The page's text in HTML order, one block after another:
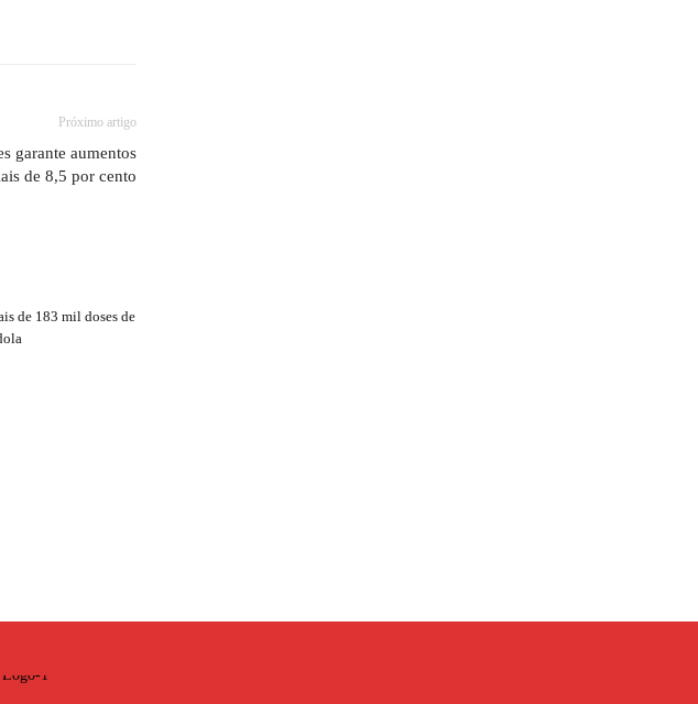
Próximo artigo
garante aumentos
de 8,5 por cento
de 183 mil doses de